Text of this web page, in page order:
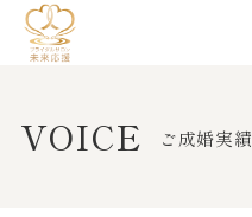
VOICE ご成婚実績